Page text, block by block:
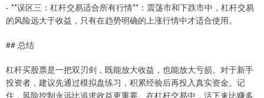
- **误区三：杠杆交易适合所有行情**：震荡市和下跌市中，杠杆交易
的风险远大于收益，只有在趋势明确的上涨行情中才适合使用。
## 总结
杠杆买股票是一把双刃剑，既能放大收益，也能放大亏损。对于新手
投资者，建议先通过模拟盘练习，积累经验后再投入真实资金。记
住，风险控制永远比追求收益更重要。在杠杆交易中，活下来比赚多